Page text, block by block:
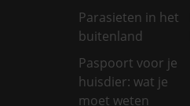
Parasieten in het
buitenland
Paspoort voor je
huisdier: wat je
moet weten